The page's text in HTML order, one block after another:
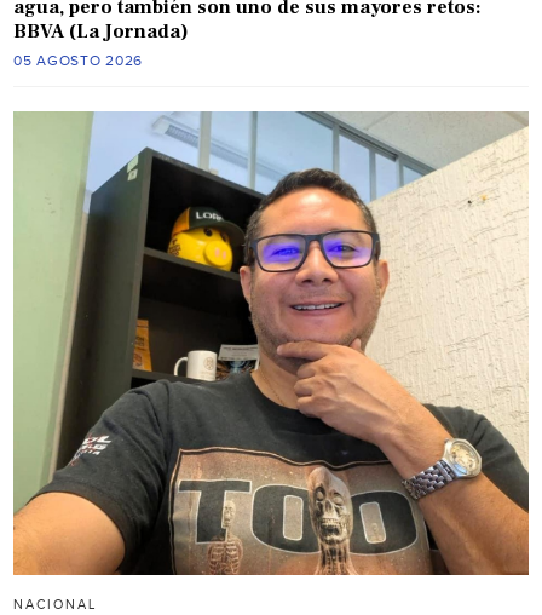
agua, pero también son uno de sus mayores retos:
BBVA (La Jornada)
05 AGOSTO 2026
NACIONAL